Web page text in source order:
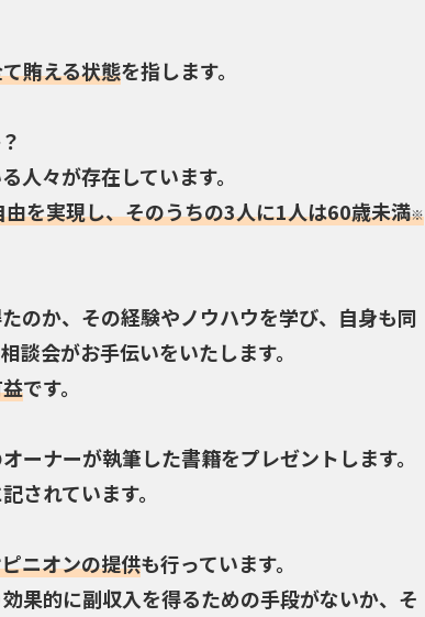
賄える状態を指します。
人々が存在しています。
を実現し、そのうちの3人に1人は60歳未満※
のか、その経験やノウハウを学び、自身も同
談会がお手伝いをいたします。
です。
ーナーが執筆した書籍をプレゼントします。
されています。
ニオンの提供も行っています。
果的に副収入を得るための手段がないか、そ